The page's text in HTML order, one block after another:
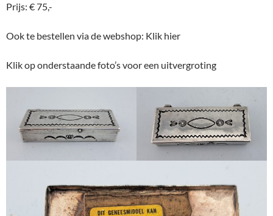
Prijs: € 75,-
Ook te bestellen via de webshop: Klik hier
Klik op onderstaande foto’s voor een uitvergroting